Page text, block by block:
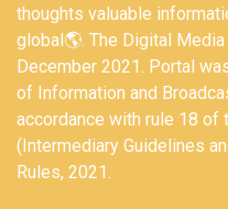
thoughts valuable
global🌎. The Digital
December 2021. Portal
of Information and
accordance with rule 18 of
(Intermediary Guidelines
Rules, 2021.